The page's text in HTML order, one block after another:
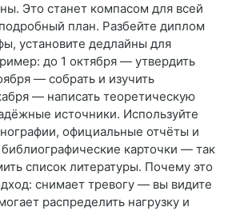
Это станет компасом для всей
план. Разбейте диплом
установите дедлайны для
до 1 октября — утвердить
— собрать и изучить
— написать теоретическую
источники. Используйте
официальные отчёты и
библиографические карточки — так
список литературы. Почему это
снимает тревогу — вы видите
распределить нагрузку и